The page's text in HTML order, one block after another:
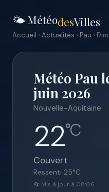
🌤️ MétéodesVilles
Accueil › Actualités › Pau ›
Météo Pau
juin 2026
Nouvelle-Aquitaine
22°C
Couvert
Ressenti 25°C
🔄 Mis à jour à 08:06